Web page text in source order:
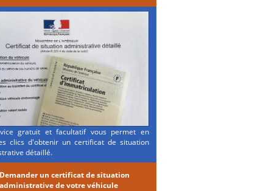
gratuit et facultatif vous permet en
clics d'obtenir un certificat de situation
détaillé.
Demander un certificat de situation
administrative de votre véhicule